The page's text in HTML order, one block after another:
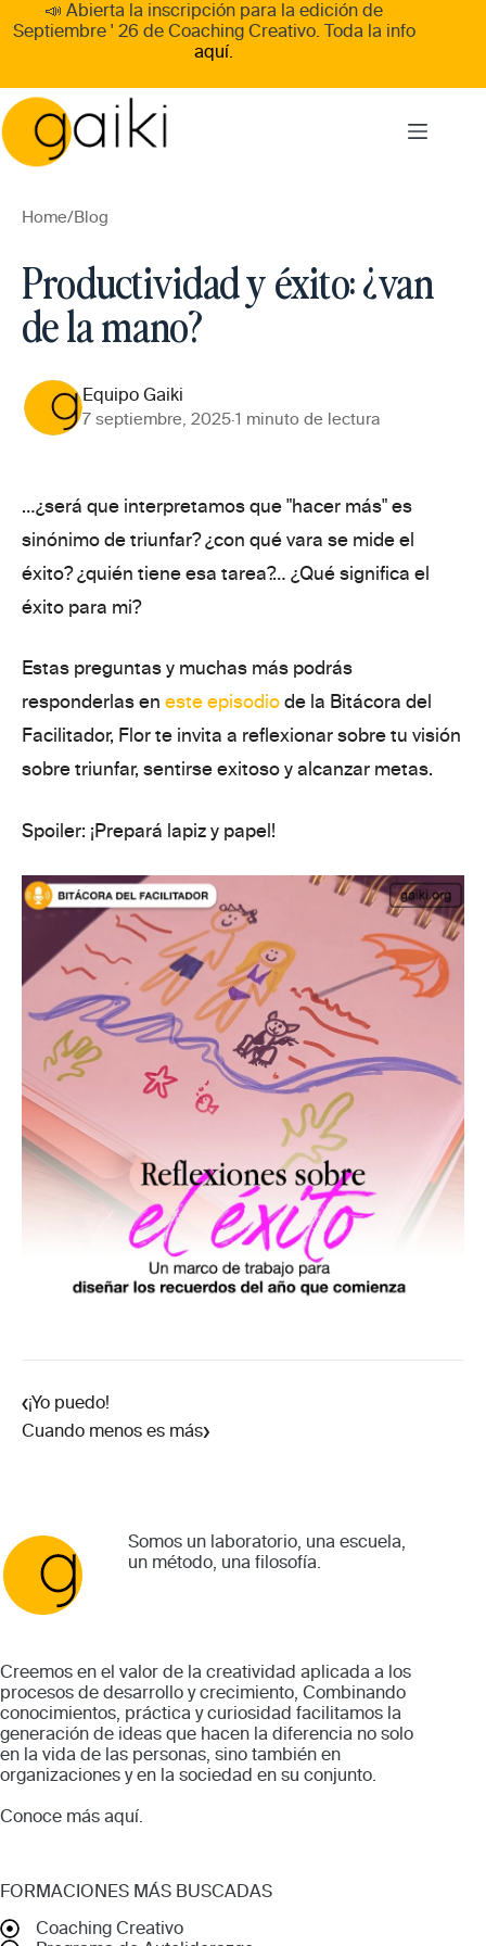
to
📣 Abierta la inscripción para la edición de
Septiembre ' 26 de Coaching Creativo. Toda la info
aquí.
Home/Blog
Productividad y éxito: ¿van
de la mano?
Equipo Gaiki
7 septiembre, 2025·1 minuto de lectura
…¿será que interpretamos que "hacer más" es
sinónimo de triunfar? ¿con qué vara se mide el
éxito? ¿quién tiene esa tarea?… ¿Qué significa el
éxito para mi?
Estas preguntas y muchas más podrás
responderlas en este episodio de la Bitácora del
Facilitador, Flor te invita a reflexionar sobre tu visión
sobre triunfar, sentirse exitoso y alcanzar metas.
Spoiler: ¡Prepará lapiz y papel!
‹‍¡Yo puedo!
Cuando menos es más›
Somos un laboratorio, una escuela,
un método, una filosofía.
Creemos en el valor de la creatividad aplicada a los
procesos de desarrollo y crecimiento, Combinando
conocimientos, práctica y curiosidad facilitamos la
generación de ideas que hacen la diferencia no solo
en la vida de las personas, sino también en
organizaciones y en la sociedad en su conjunto.
Conoce más aquí.
FORMACIONES MÁS BUSCADAS
Coaching Creativo